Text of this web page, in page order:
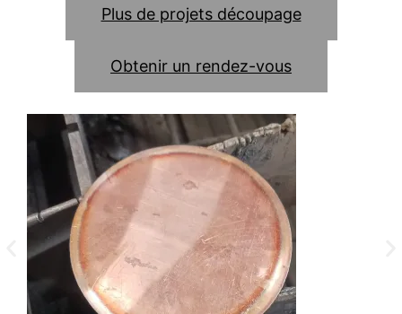
Plus de projets découpage
Obtenir un rendez-vous